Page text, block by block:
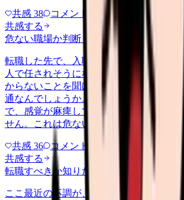
共感 38 コメント
共感する
危ない職場か判断してほしい
career-growth
転職した先で、入職して二ヶ月も経たな
人で任されそうになっています。プリセ
からないことを聞ける相手も日によって
通なんでしょうか。 前の職場はもっと段
で、感覚が麻痺しているのか自分が甘い
せん。これは危ない環境なのか…
共感 36 コメント
共感する
転職すべきか知りたい
2026/6/26
ここ最近の不調が、職場の環境のせいな